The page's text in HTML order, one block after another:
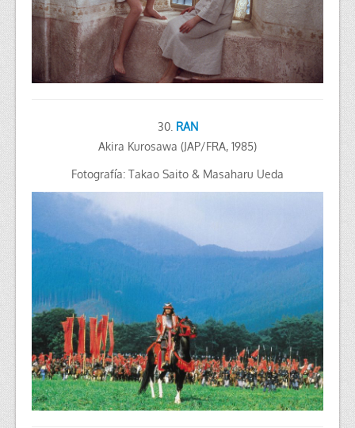
30. RAN
Akira Kurosawa (JAP/FRA, 1985)
Fotografía: Takao Saito & Masaharu Ueda